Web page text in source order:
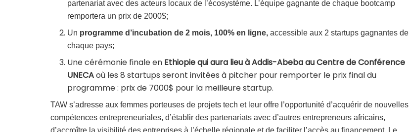
partenariat avec des acteurs locaux de l’écosystème. L’équipe gagnante de chaque bootcamp
remportera un prix de 2000$;
Un programme d’incubation de 2 mois, 100% en ligne,accessible aux 2 startups gagnantes de
chaque pays;
Une cérémonie finale en Ethiopie qui aura lieu à Addis-Abeba au Centre de Conférence
UNECAoù les 8 startups seront invitées à pitcher pour remporter le prix final du
programme : prix de 7000$ pour la meilleure startup.
TAW s’adresse aux femmes porteuses de projets tech et leur offre l’opportunité d’acquérir de nouvelles
compétences entrepreneuriales, d’établir des partenariats avec d’autres entrepreneurs africains,